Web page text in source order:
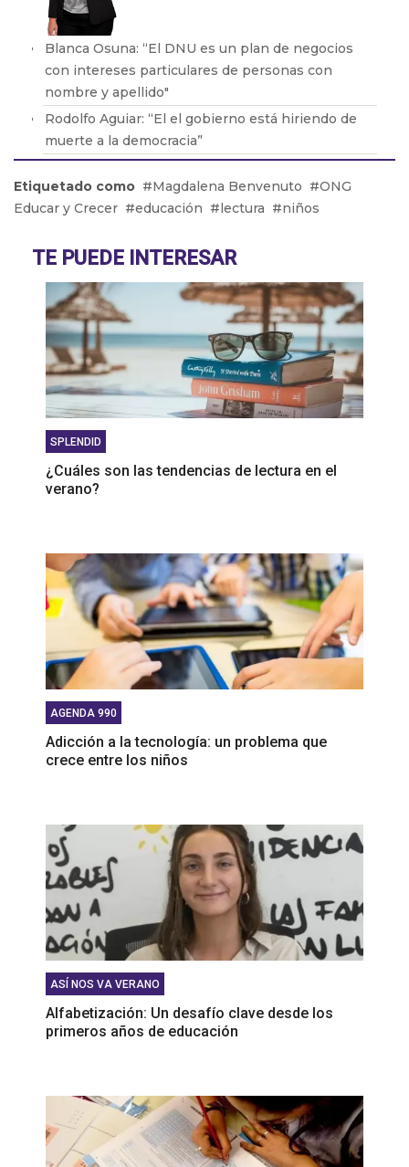
Blanca Osuna: “El DNU es un plan de negocios
con intereses particulares de personas con
nombre y apellido"
Rodolfo Aguiar: “El el gobierno está hiriendo de
muerte a la democracia”
de este orden. Es la desmesura de una dictadura"
Eduardo Valdés: "No es casual que llegue Bullrich
Rubén Sajém: "Es un DNU que beneficia a los
grandes grupos farmacéuticos"
Etiquetado como Magdalena Benvenuto
ONG
Educar y Crecer
educación lectura niños
TE PUEDE INTERESAR
SPLENDID
¿Cuáles son las tendencias de lectura en el
verano?
AGENDA 990
Adicción a la tecnología: un problema que
crece entre los niños
ASÍ NOS VA VERANO
Alfabetización: Un desafío clave desde los
primeros años de educación